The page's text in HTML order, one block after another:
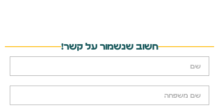
חשוב שנשמור על קשר!